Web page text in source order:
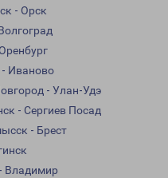
- Орск
Иваново
- Улан-Удэ
- Сергиев Посад
- Брест
Владимир